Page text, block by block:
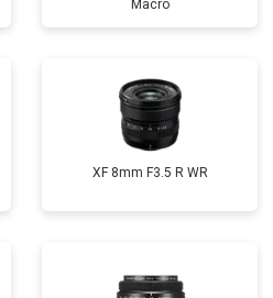
Macro
XF 8mm F3.5 R WR